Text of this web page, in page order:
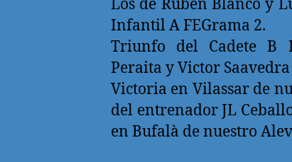
Los de Rubén Blanco y
Infantil A FEGrama 2.
Triunfo del Cadete B
Peraita y Victor
Victoria en Vilassar de
del entrenador JL
en Bufalà de nuestro